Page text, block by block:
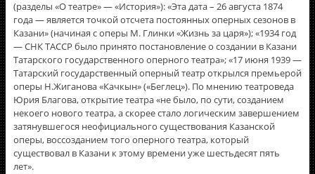
(разделы «О театре» — «История»): «Эта дата – 26 августа 1874
года — является точкой отсчета постоянных оперных сезонов в
Казани» (начиная с оперы М. Глинки «Жизнь за царя»); «1934 год
— СНК ТАССР было принято постановление о создании в Казани
Татарского государственного оперного театра»; «17 июня 1939 —
Татарский государственный оперный театр открылся премьерой
оперы Н.Жиганова «Качкын» («Беглец»). По мнению театроведа
Юрия Благова, открытие театра «не было, по сути, созданием
некоего нового театра, а скорее стало логическим завершением
затянувшегося неофициального существования Казанской
оперы, воссозданием того оперного театра, который
существовал в Казани к этому времени уже шестьдесят пять
лет».